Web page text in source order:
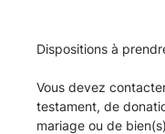
Dispositions à
Vous devez
testament, de
mariage ou de